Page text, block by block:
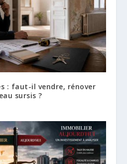
: faut-il vendre, rénover
sursis ?